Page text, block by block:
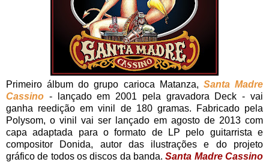
Primeiro álbum do grupo carioca Matanza, Santa Madre
Cassino - lançado em 2001 pela gravadora Deck - vai
ganha reedição em vinil de 180 gramas. Fabricado pela
Polysom, o vinil vai ser lançado em agosto de 2013 com
capa adaptada para o formato de LP pelo guitarrista e
compositor Donida, autor das ilustrações e do projeto
gráfico de todos os discos da banda.Santa Madre Cassino